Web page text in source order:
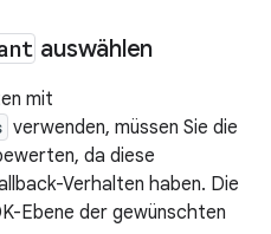
auswählen
mit
verwenden, müssen Sie die
da diese
Verhalten haben. Die
Ebene der gewünschten